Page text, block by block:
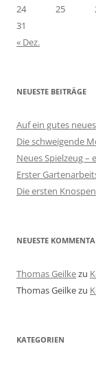
24
25
31
« Dez.
NEUESTE BEITRÄGE
Auf ein gutes
Die schweigende
Neues Spielzeug
Erster
Die ersten Knospen
NEUESTE
Thomas Geilkezu
Thomas Geilkezu
KATEGORIEN